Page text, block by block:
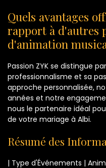
Quels avantages
rapport à d'autres
d'animation
Passion ZYK se distingue
professionnalisme et sa
approche personnalisée,
années et notre
nous le partenaire idéal
de votre mariage à Albi.
Résumé des
| Type d'Événements |